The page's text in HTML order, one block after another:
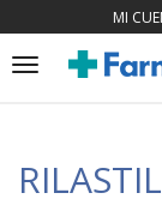
MI
Toggle
RILASTIL